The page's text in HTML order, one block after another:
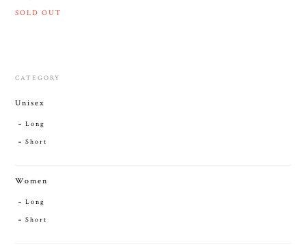
SOLD OUT
CATEGORY
Unisex
Long
Short
Women
Long
Short